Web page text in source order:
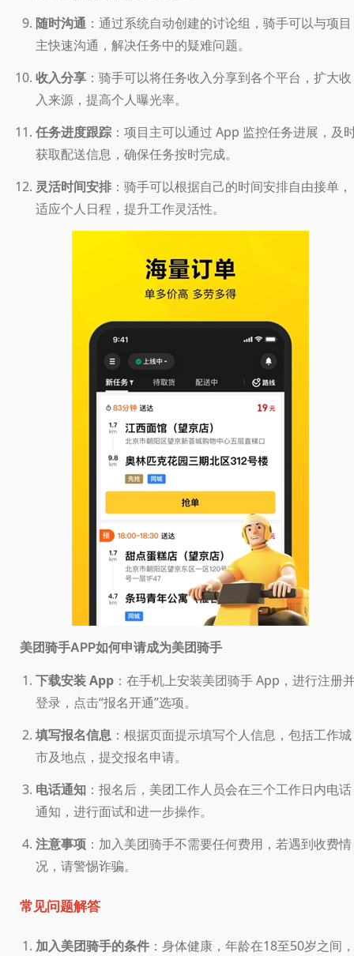
随时沟通 ：通过系统自动创建的讨论组，骑手可以与项目
主快速沟通，解决任务中的疑难问题。
收入分享 ：骑手可以将任务收入分享到各个平台，扩大收
入来源，提高个人曝光率。
任务进度跟踪 ：项目主可以通过 App 监控任务进展，及
获取配送信息，确保任务按时完成。
灵活时间安排 ：骑手可以根据自己的时间安排自由接单，
适应个人日程，提升工作灵活性。
美团骑手APP如何申请成为美团骑手
下载安装 App ：在手机上安装美团骑手 App，进行注册
登录，点击“报名开通”选项。
填写报名信息 ：根据页面提示填写个人信息，包括工作城
市及地点，提交报名申请。
电话通知 ：报名后，美团工作人员会在三个工作日内电话
通知，进行面试和进一步操作。
注意事项 ：加入美团骑手不需要任何费用，若遇到收费情
况，请警惕诈骗。
常见问题解答
加入美团骑手的条件 ：身体健康，年龄在18至50岁之间，